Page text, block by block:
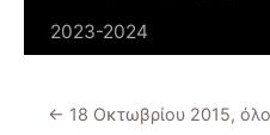
2023-2024
← 18 Οκτωβρίου 2015,